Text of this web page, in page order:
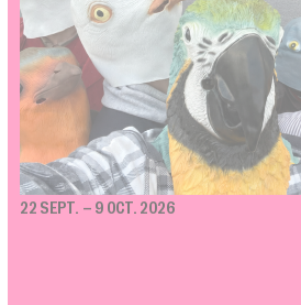
22 SEPT. – 9 OCT. 2026